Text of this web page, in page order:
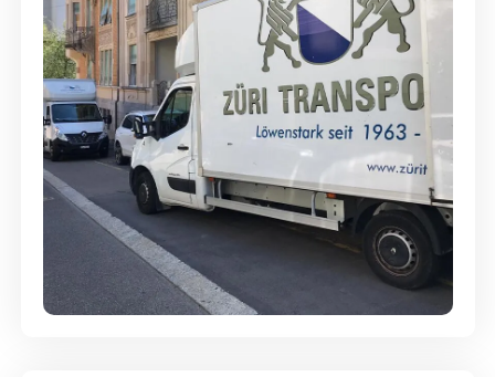
Full-Service - Für Privatumzüge